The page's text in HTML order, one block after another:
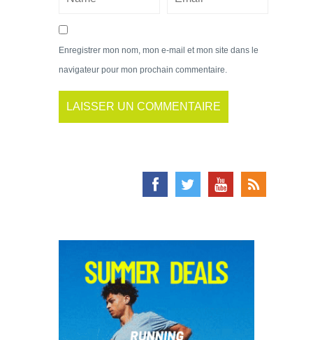
Enregistrer mon nom, mon e-mail et mon site dans le
navigateur pour mon prochain commentaire.